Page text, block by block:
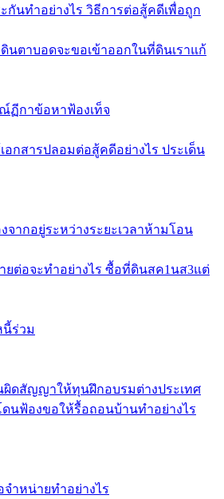
นทำอย่างไร วิธีการต่อสู้คดีเพื่อถูก
นตาบอดจะขอเข้าออกในที่ดินเราแก้
ฏีกาข้อหาฟ้องเท็จ
กสารปลอมต่อสู้คดีอย่างไร ประเด็น
ากอยู่ระหว่างระยะเวลาห้ามโอน
ต่อจะทำอย่างไร ซื้อที่ดินสค1นส3แต่
ร่วม
ผิดสัญญาให้ทุนฝึกอบรมต่างประเทศ
นฟ้องขอให้รื้อถอนบ้านทำอย่างไร
ำหน่ายทำอย่างไร